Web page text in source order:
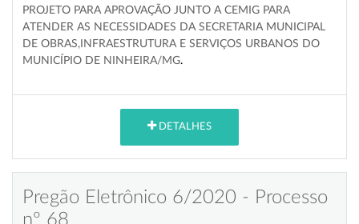
PROJETO PARA APROVAÇÃO JUNTO A CEMIG PARA
ATENDER AS NECESSIDADES DA SECRETARIA MUNICIPAL
DE OBRAS,INFRAESTRUTURA E SERVIÇOS URBANOS DO
MUNICÍPIO DE NINHEIRA/MG.
DETALHES
Pregão Eletrônico 6/2020 - Processo
nº 68